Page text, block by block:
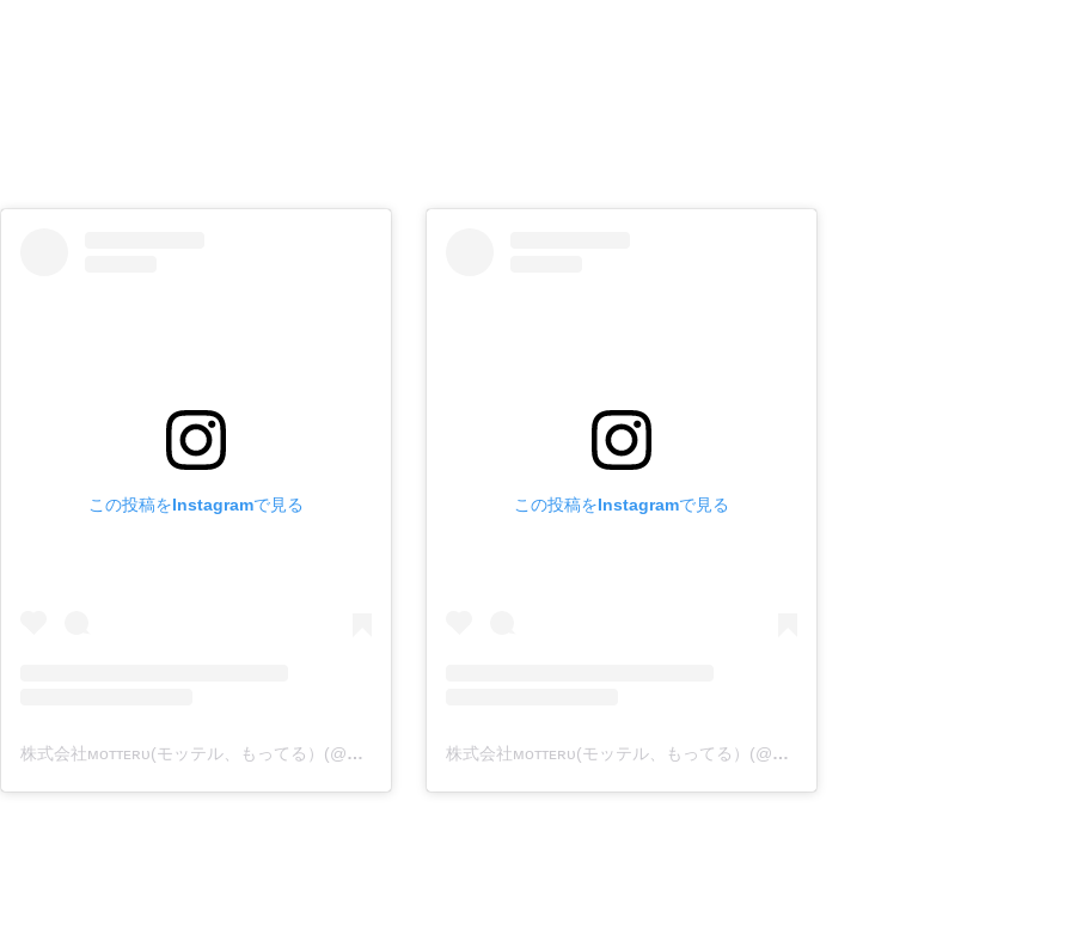
この投稿をInstagramで見る
株式会社ᴍᴏᴛᴛᴇʀᴜ(モッテル、もってる）(@motteru_enjoy)がシェアした投稿
この投稿をInstagramで見る
株式会社ᴍᴏᴛᴛᴇʀᴜ(モッテル、もってる）(@motteru_enjoy)がシェアした投稿